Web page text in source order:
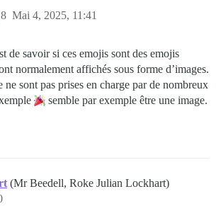
Mai 4, 2025, 11:41
8
de savoir si ces emojis sont des emojis
normalement affichés sous forme d’images.
ne sont pas prises en charge par de nombreux
semble par exemple être une image.
(Mr Beedell, Roke Julian Lockhart)